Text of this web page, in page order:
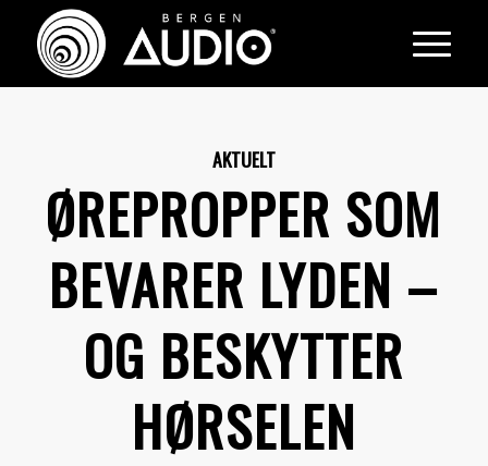
AKTUELT
ØREPROPPER SOM
BEVARER LYDEN –
OG BESKYTTER
HØRSELEN